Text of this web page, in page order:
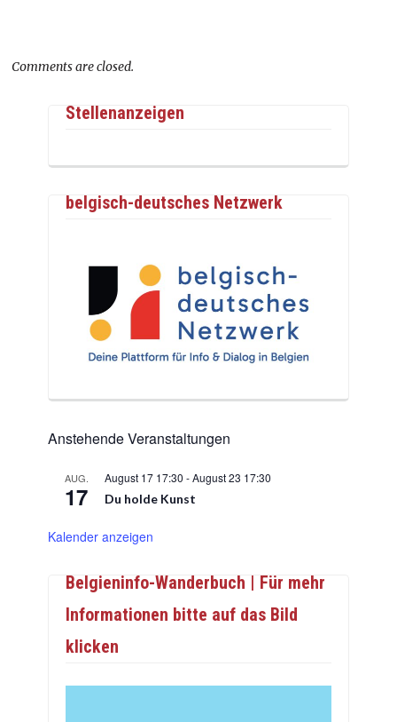
Comments are closed.
Stellenanzeigen
belgisch-deutsches Netzwerk
Anstehende Veranstaltungen
AUG.
17
August 17 17:30 -August 23 17:30
Du holde Kunst
Kalender anzeigen
Belgieninfo-Wanderbuch | Für mehr
Informationen bitte auf das Bild
klicken